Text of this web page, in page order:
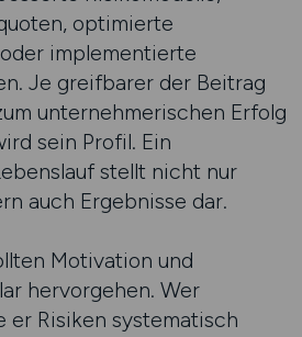
optimierte
implementierte
Je greifbarer der Beitrag
unternehmerischen Erfolg
sein Profil. Ein
stellt nicht nur
auch Ergebnisse dar.
Motivation und
hervorgehen. Wer
er Risiken systematisch